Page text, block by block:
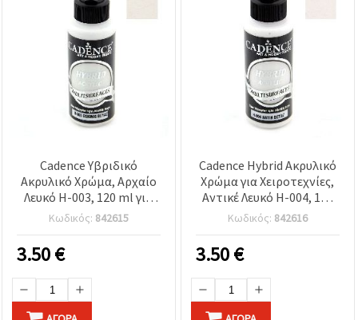
Cadence Υβριδικό
Ακρυλικό Χρώμα, Αρχαίο
Λευκό H-003, 120 ml για
χειροτεχνίες &
ντεκουπάζ
Κωδικός: 842615
3.50€
Cadence Hybrid Ακρυλικό
Χρώμα για Χειροτεχνίες,
Αντικέ Λευκό H-004, 120
ml
Κωδικός: 842616
3.50€